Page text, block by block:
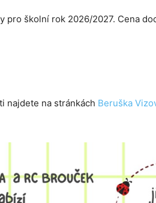
pro školní rok 2026/2027. Cena
najdete na stránkách Beruška